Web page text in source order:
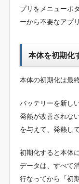
プリをメニューボ
ーから不要なアプ
本体を初期化
本体の初期化は最
バッテリーを新し
発熱が改善されな
を与えて、発熱し
初期化すると本体
データは、すべて
行なってから「初